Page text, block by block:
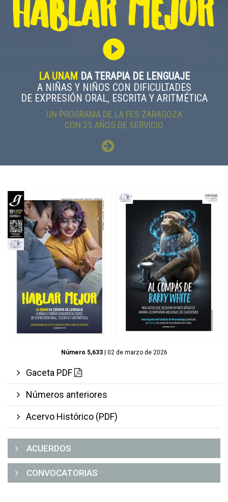
play_circle_filled
LA UNAM DA TERAPIA DE LENGUAJE
A NIÑAS Y NIÑOS CON DIFICULTADES
DE EXPRESIÓN ORAL, ESCRITA Y ARITMÉTICA
UN PROGRAMA DE LA FES ZARAGOZA
CON 25 AÑOS DE SERVICIO
Número 5,633| 02 de marzo de 2026
Gaceta PDF
Números anteriores
Acervo Histórico (PDF)
ACUERDOS
CONVOCATORIAS